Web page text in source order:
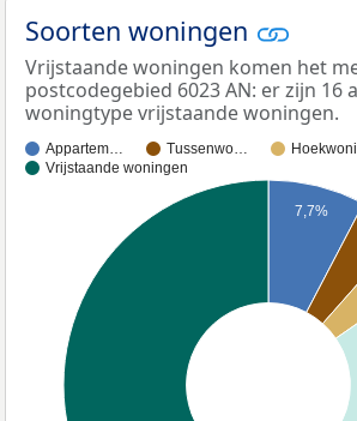
Soorten woningen
Vrijstaande woningen komen het
postcodegebied 6023 AN: er zijn 16
woningtype vrijstaande woningen.
Appartem… Tussenwo…
Vrijstaande woningen
7,7%